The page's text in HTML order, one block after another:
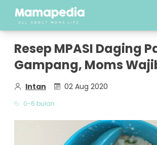
Resep MPASI Daging
Gampang, Moms
Intan 02 Aug 2020
0-6 bulan